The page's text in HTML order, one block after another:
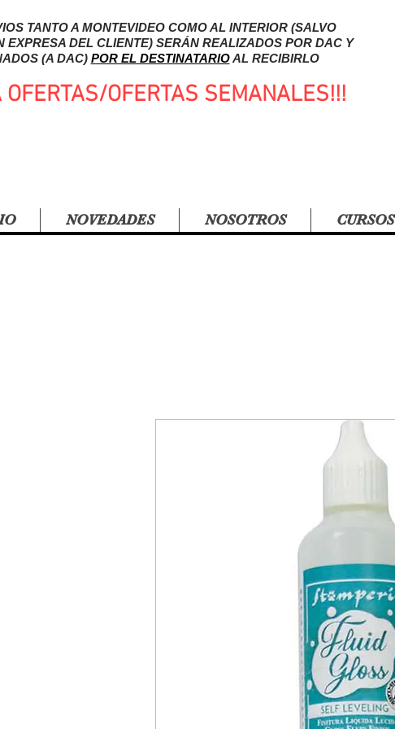
TANTO A MONTEVIDEO COMO AL INTERIOR (SALVO
EXPRESA DEL CLIENTE) SERÁN REALIZADOS POR DAC Y
(A DAC) POR EL DESTINATARIOAL RECIBIRLO
OFERTAS/OFERTAS SEMANALES!!!
NOVEDADES NOSOTROS CURSOS